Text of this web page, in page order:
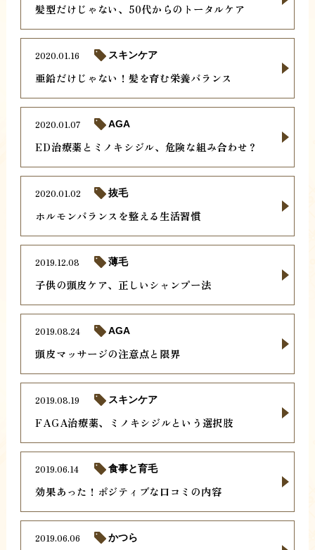
髪型だけじゃない、50代からのトータルケア
亜鉛だけじゃない！髪を育む栄養バランス
2020.01.16 スキンケア
ED治療薬とミノキシジル、危険な組み合わせ？
2020.01.07 AGA
ホルモンバランスを整える生活習慣
2020.01.02 抜毛
子供の頭皮ケア、正しいシャンプー法
2019.12.08 薄毛
頭皮マッサージの注意点と限界
2019.08.24 AGA
FAGA治療薬、ミノキシジルという選択肢
2019.08.19 スキンケア
効果あった！ポジティブな口コミの内容
2019.06.14 食事と育毛
2019.06.06 かつら